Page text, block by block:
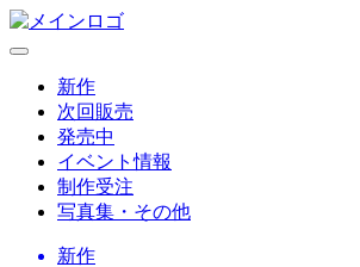
新作
次回販売
発売中
イベント情報
制作受注
写真集・その他
新作